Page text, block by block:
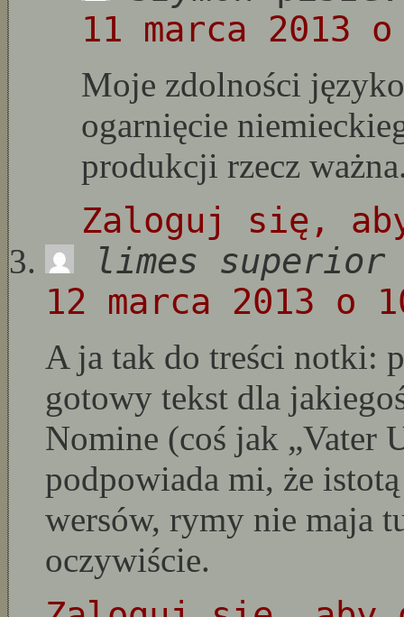
11 marca 2013
Moje zdolności
ogarnięcie
produkcji rzecz
Zaloguj się,
limes superior
12 marca 2013 o
A ja tak do treści notki:
gotowy tekst dla
Nomine (coś jak „Vater
podpowiada mi, że
wersów, rymy nie maja
oczywiście.